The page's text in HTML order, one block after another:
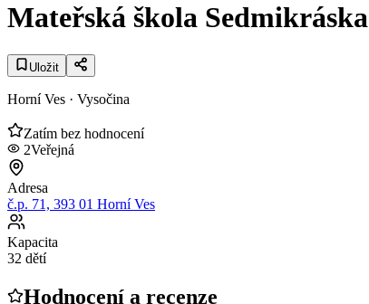
Mateřská škola Sedmikráska
Uložit
Horní Ves · Vysočina
Zatím bez hodnocení
2Veřejná
Adresa
č.p. 71, 393 01 Horní Ves
Kapacita
32 dětí
Hodnocení a recenze